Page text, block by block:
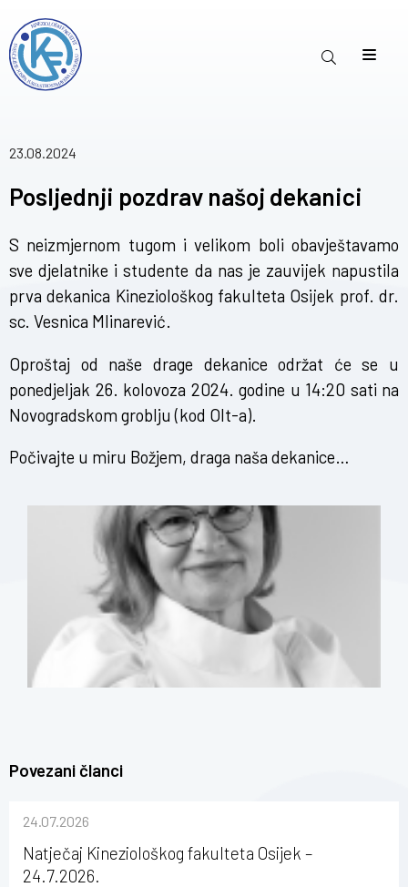
23.08.2024
Posljednji pozdrav našoj dekanici
S neizmjernom tugom i velikom boli obavještavamo
sve djelatnike i studente da nas je zauvijek napustila
prva dekanica Kineziološkog fakulteta Osijek prof. dr.
sc. Vesnica Mlinarević.
Oproštaj od naše drage dekanice održat će se u
ponedjeljak 26. kolovoza 2024. godine u 14:20 sati na
Novogradskom groblju (kod Olt-a).
Počivajte u miru Božjem, draga naša dekanice…
Povezani članci
24.07.2026
Natječaj Kineziološkog fakulteta Osijek –
24.7.2026.